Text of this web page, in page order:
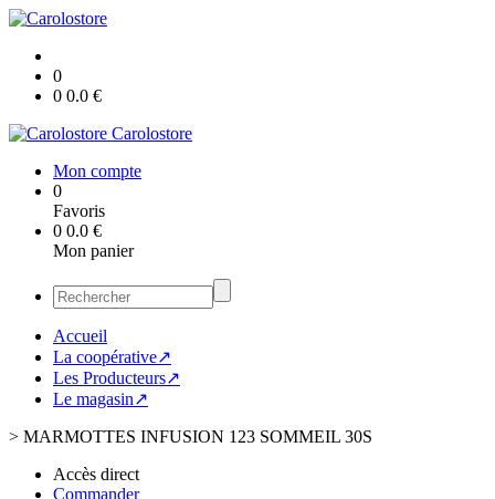
0
0 0.0 €
Carolostore
Mon compte
0
Favoris
0 0.0 €
Mon panier
Accueil
La coopérative↗
Les Producteurs↗
Le magasin↗
> MARMOTTES INFUSION 123 SOMMEIL 30S
Accès direct
Commander